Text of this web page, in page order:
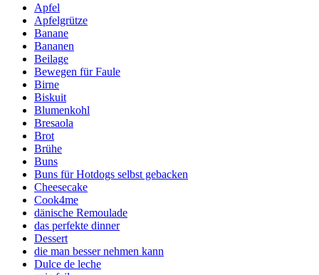
Apfel
Apfelgrütze
Banane
Bananen
Beilage
Bewegen für Faule
Birne
Biskuit
Blumenkohl
Bresaola
Brot
Brühe
Buns
Buns für Hotdogs selbst gebacken
Cheesecake
Cook4me
dänische Remoulade
das perfekte dinner
Dessert
die man besser nehmen kann
Dulce de leche